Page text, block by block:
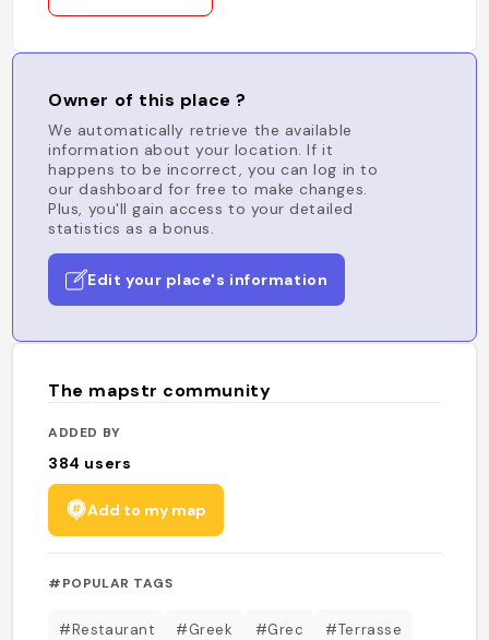
Owner of this place ?
We automatically retrieve the available
information about your location. If it
happens to be incorrect, you can log in to
our dashboard for free to make changes.
Plus, you'll gain access to your detailed
statistics as a bonus.
Edit your place's information
The mapstr community
ADDED BY
384 users
Add to my map
#POPULAR TAGS
#Restaurant #Greek #Grec #Terrasse